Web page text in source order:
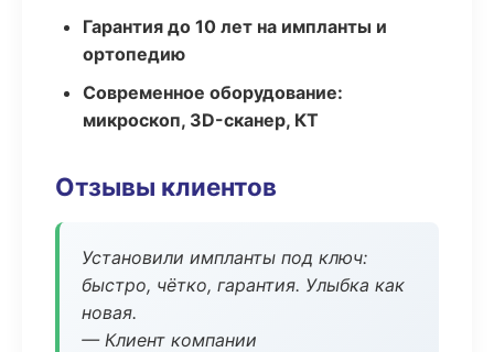
Гарантия до 10 лет на импланты и
ортопедию
Современное оборудование:
микроскоп, 3D-сканер, КТ
Отзывы клиентов
Установили импланты под ключ:
быстро, чётко, гарантия. Улыбка как
новая.
— Клиент компании